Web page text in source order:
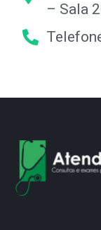
– Sala